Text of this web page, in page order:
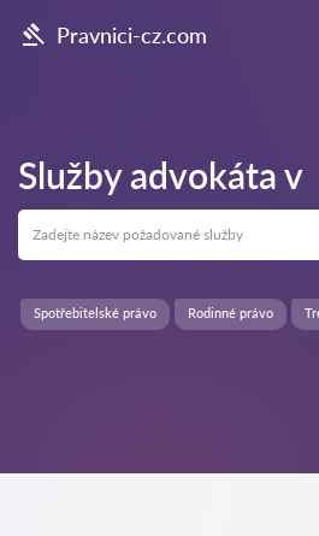
Pravnici-cz.com
Služby advokáta v
Spotřebitelské právo Rodinné právo